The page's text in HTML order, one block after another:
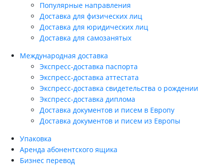
Популярные направления
Доставка для физических лиц
Доставка для юридических лиц
Доставка для самозанятых
Международная доставка
Экспресс-доставка паспорта
Экспресс-доставка аттестата
Экспресс-доставка свидетельства о рождении
Экспресс-доставка диплома
Доставка документов и писем в Европу
Доставка документов и писем из Европы
Упаковка
Аренда абонентского ящика
Бизнес перевод